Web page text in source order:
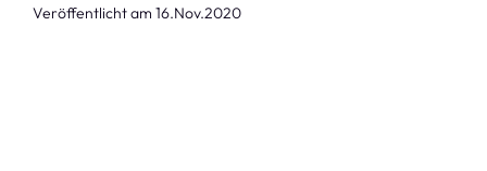
Veröffentlicht am 16.Nov.2020